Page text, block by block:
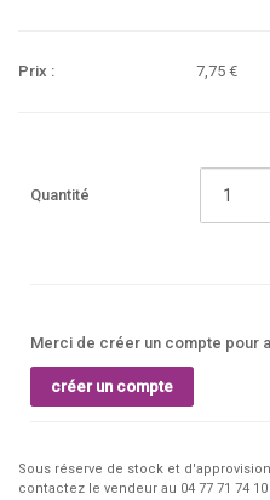
Prix : 7,75 €
Quantité
Merci de créer un compte pour
créer un compte
Sous réserve de stock et
contactez le vendeur au 04 77 71 74 10